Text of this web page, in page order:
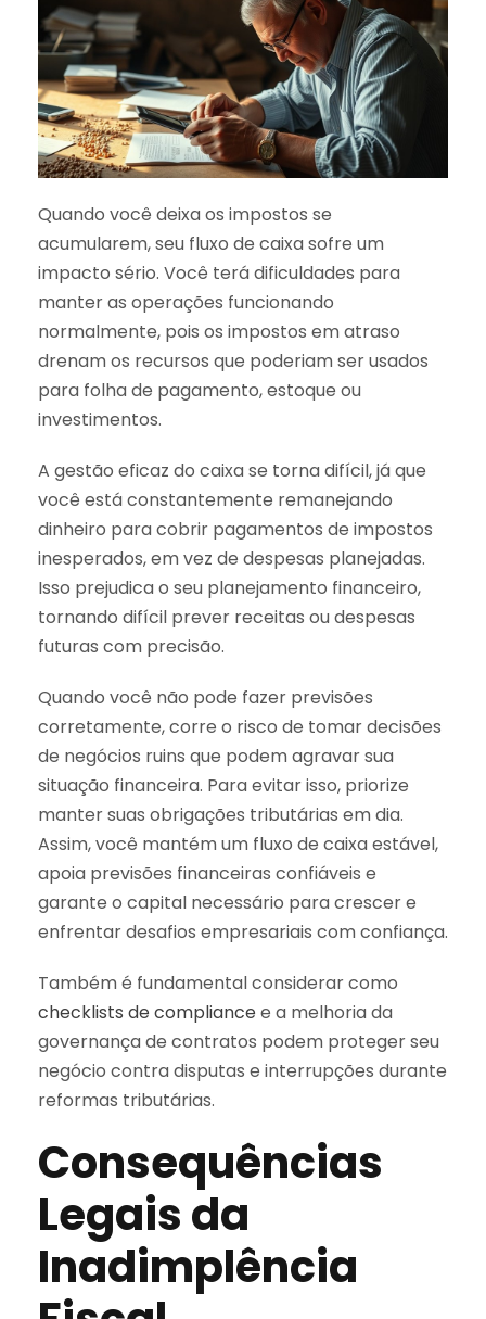
Quando você deixa os impostos se
acumularem, seu fluxo de caixa sofre um
impacto sério. Você terá dificuldades para
manter as operações funcionando
normalmente, pois os impostos em atraso
drenam os recursos que poderiam ser usados
para folha de pagamento, estoque ou
investimentos.
A gestão eficaz do caixa se torna difícil, já que
você está constantemente remanejando
dinheiro para cobrir pagamentos de impostos
inesperados, em vez de despesas planejadas.
Isso prejudica o seu planejamento financeiro,
tornando difícil prever receitas ou despesas
futuras com precisão.
Quando você não pode fazer previsões
corretamente, corre o risco de tomar decisões
de negócios ruins que podem agravar sua
situação financeira. Para evitar isso, priorize
manter suas obrigações tributárias em dia.
Assim, você mantém um fluxo de caixa estável,
apoia previsões financeiras confiáveis e
garante o capital necessário para crescer e
enfrentar desafios empresariais com confiança.
Também é fundamental considerar como
checklists de compliancee a melhoria da
governança de contratos podem proteger seu
negócio contra disputas e interrupções durante
reformas tributárias.
Consequências
Legais da
Inadimplência